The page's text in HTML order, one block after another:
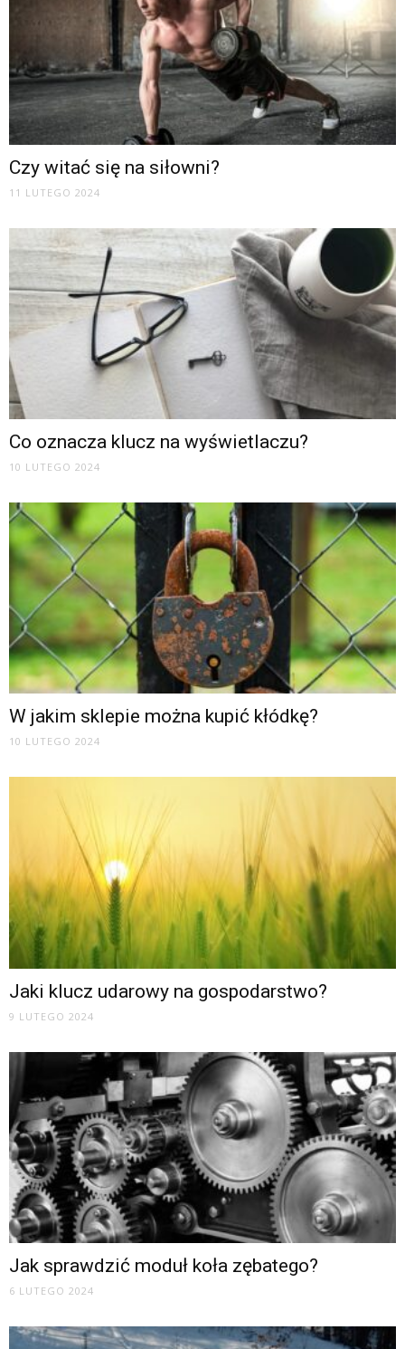
Czy witać się na siłowni?
11 LUTEGO 2024
Co oznacza klucz na wyświetlaczu?
10 LUTEGO 2024
W jakim sklepie można kupić kłódkę?
10 LUTEGO 2024
Jaki klucz udarowy na gospodarstwo?
9 LUTEGO 2024
Jak sprawdzić moduł koła zębatego?
6 LUTEGO 2024